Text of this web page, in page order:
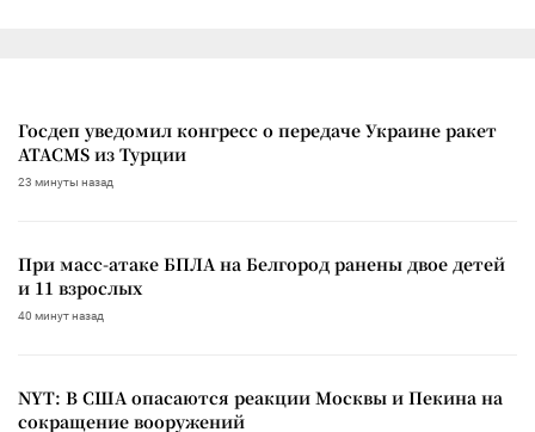
Госдеп уведомил конгресс о передаче Украине ракет
ATACMS из Турции
23 минуты назад
При масс-атаке БПЛА на Белгород ранены двое детей
и 11 взрослых
40 минут назад
NYT: В США опасаются реакции Москвы и Пекина на
сокращение вооружений